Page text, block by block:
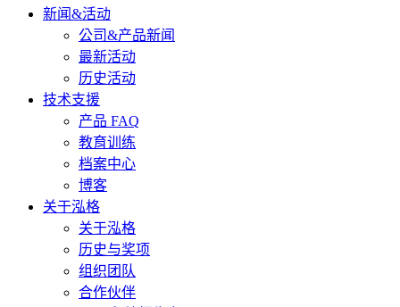
新闻&活动
公司&产品新闻
最新活动
历史活动
技术支援
产品 FAQ
教育训练
档案中心
博客
关于泓格
关于泓格
历史与奖项
组织团队
合作伙伴